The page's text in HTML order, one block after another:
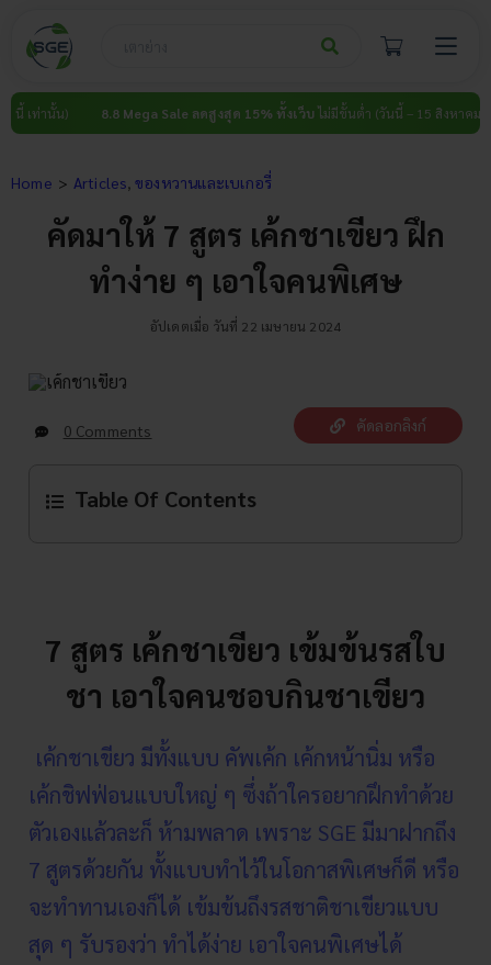
content
8.8 Mega Sale ลดสูงสุด 15% ทั้งเว็บไม่มีขั้นต่ำ (วันนี้ – 15 สิงหาคม นี้ เท่านั้น)
Home Articles ของหวานและเบเกอรี่
คัดมาให้ 7 สูตร เค้กชาเขียว ฝึก
ทำง่าย ๆ เอาใจคนพิเศษ
อัปเดตเมื่อ วันที่ 22 เมษายน 2024
0 Comments คัดลอกลิงก์
Table Of Contents
7 สูตร เค้กชาเขียว เข้มข้นรสใบ
ชา เอาใจคนชอบกินชาเขียว
เค้กชาเขียว มีทั้งแบบ คัพเค้ก เค้กหน้านิ่ม หรือ
เค้กชิฟฟ่อนแบบใหญ่ ๆ ซึ่งถ้าใครอยากฝึกทำด้วย
ตัวเองแล้วละก็ ห้ามพลาด เพราะ SGE มีมาฝากถึง
7 สูตรด้วยกัน ทั้งแบบทำไว้ในโอกาสพิเศษก็ดี หรือ
จะทำทานเองก็ได้ เข้มข้นถึงรสชาติชาเขียวแบบ
สุด ๆ รับรองว่า ทำได้ง่าย เอาใจคนพิเศษได้